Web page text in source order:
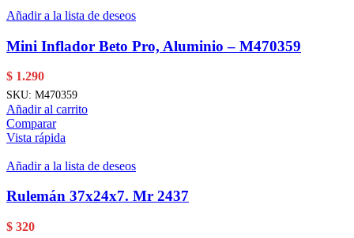
Añadir a la lista de deseos
Mini Inflador Beto Pro, Aluminio – M470359
$ 1.290
SKU: M470359
Añadir al carrito
Comparar
Vista rápida
Añadir a la lista de deseos
Rulemán 37x24x7. Mr 2437
$ 320